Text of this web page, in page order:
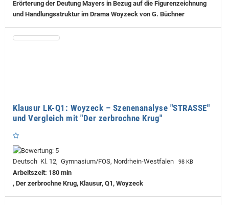
Erörterung der Deutung Mayers in Bezug auf die Figurenzeichnung
und Handlungsstruktur im Drama Woyzeck von G. Büchner
Klausur LK-Q1: Woyzeck – Szenenanalyse "STRASSE"
und Vergleich mit "Der zerbrochne Krug"
Deutsch Kl. 12, Gymnasium/FOS, Nordrhein-Westfalen 98 KB
Arbeitszeit: 180 min
, Der zerbrochne Krug, Klausur, Q1, Woyzeck